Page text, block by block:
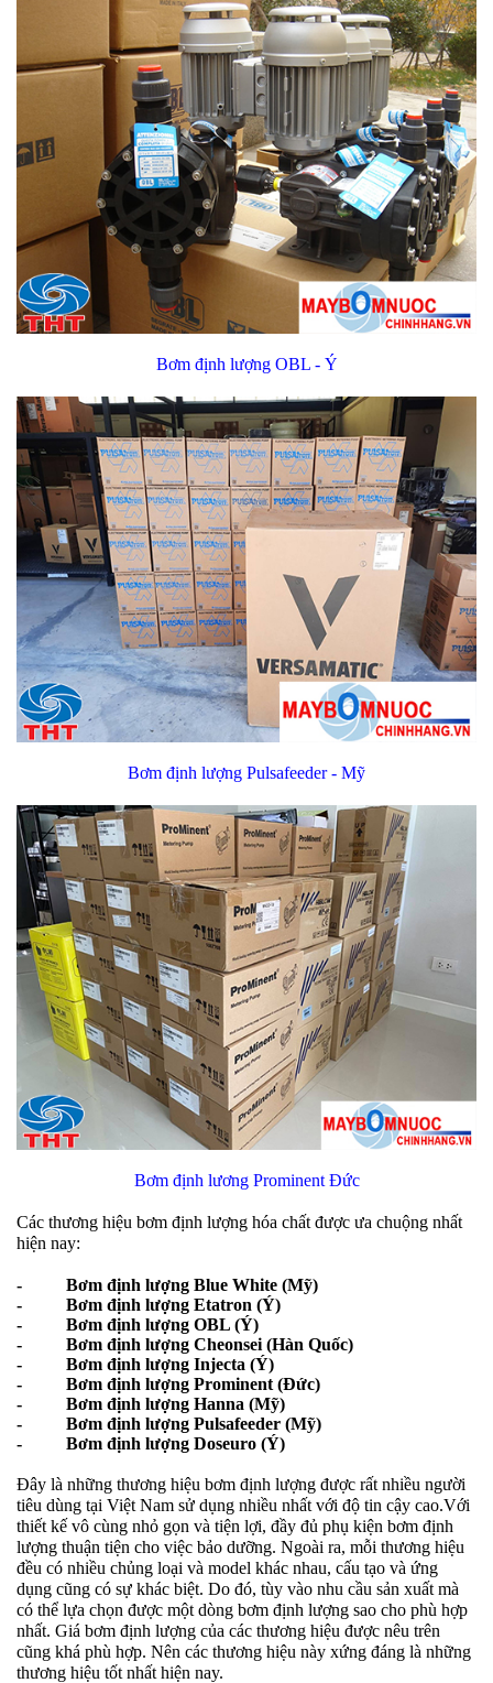
Bơm định lượng OBL - Ý
Bơm định lượng Pulsafeeder - Mỹ
Bơm định lương Prominent Đức
Các thương hiệu bơm định lượng hóa chất được ưa chuộng nhất
hiện nay:
- Bơm định lượng Blue White (Mỹ)
- Bơm định lượng Etatron (Ý)
- Bơm định lượng OBL (Ý)
- Bơm định lượng Cheonsei (Hàn Quốc)
- Bơm định lượng Injecta (Ý)
- Bơm định lượng Prominent (Đức)
- Bơm định lượng Hanna (Mỹ)
- Bơm định lượng Pulsafeeder (Mỹ)
- Bơm định lượng Doseuro (Ý)
Đây là những thương hiệu bơm định lượng được rất nhiều người
tiêu dùng tại Việt Nam sử dụng nhiều nhất với độ tin cậy cao.Với
thiết kế vô cùng nhỏ gọn và tiện lợi, đầy đủ phụ kiện bơm định
lượng thuận tiện cho việc bảo dưỡng. Ngoài ra, mỗi thương hiệu
đều có nhiều chủng loại và model khác nhau, cấu tạo và ứng
dụng cũng có sự khác biệt. Do đó, tùy vào nhu cầu sản xuất mà
có thể lựa chọn được một dòng bơm định lượng sao cho phù hợp
nhất. Giá bơm định lượng của các thương hiệu được nêu trên
cũng khá phù hợp. Nên các thương hiệu này xứng đáng là những
thương hiệu tốt nhất hiện nay.